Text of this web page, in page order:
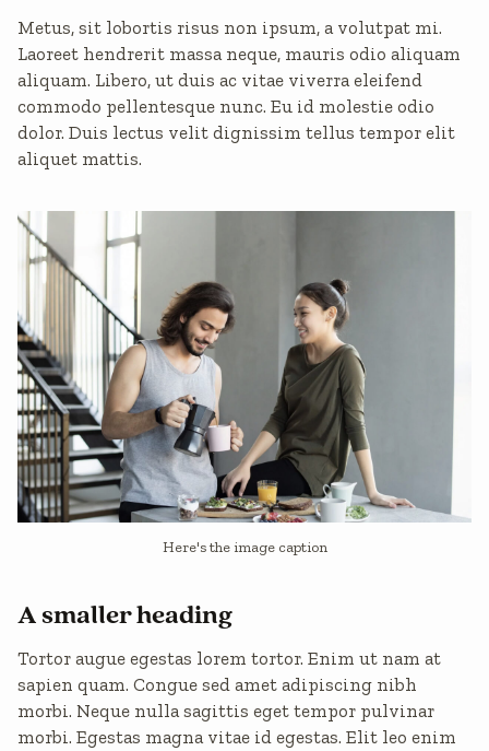
Metus, sit lobortis risus non ipsum, a volutpat mi.
Laoreet hendrerit massa neque, mauris odio aliquam
aliquam. Libero, ut duis ac vitae viverra eleifend
commodo pellentesque nunc. Eu id molestie odio
dolor. Duis lectus velit dignissim tellus tempor elit
aliquet mattis.
Here's the image caption
A smaller heading
Tortor augue egestas lorem tortor. Enim ut nam at
sapien quam. Congue sed amet adipiscing nibh
morbi. Neque nulla sagittis eget tempor pulvinar
morbi. Egestas magna vitae id egestas. Elit leo enim